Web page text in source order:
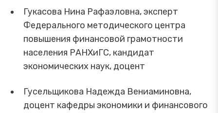
Гукасова Нина Рафаэловна, эксперт
Федерального методического центра
повышения финансовой грамотности
населения РАНХиГС, кандидат
экономических наук, доцент
Гусельщикова Надежда Вениаминовна,
доцент кафедры экономики и финансового